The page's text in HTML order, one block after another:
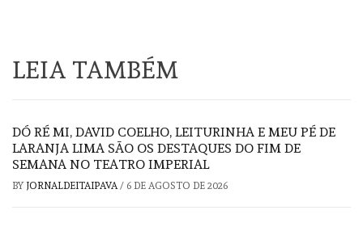
LEIA TAMBÉM
DÓ RÉ MI, DAVID COELHO, LEITURINHA E MEU PÉ DE
LARANJA LIMA SÃO OS DESTAQUES DO FIM DE
SEMANA NO TEATRO IMPERIAL
BY JORNALDEITAIPAVA/ 6 DE AGOSTO DE 2026